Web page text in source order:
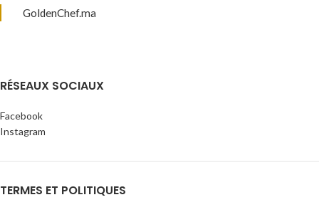
GoldenChef.ma
RÉSEAUX SOCIAUX
Facebook
Instagram
TERMES ET POLITIQUES